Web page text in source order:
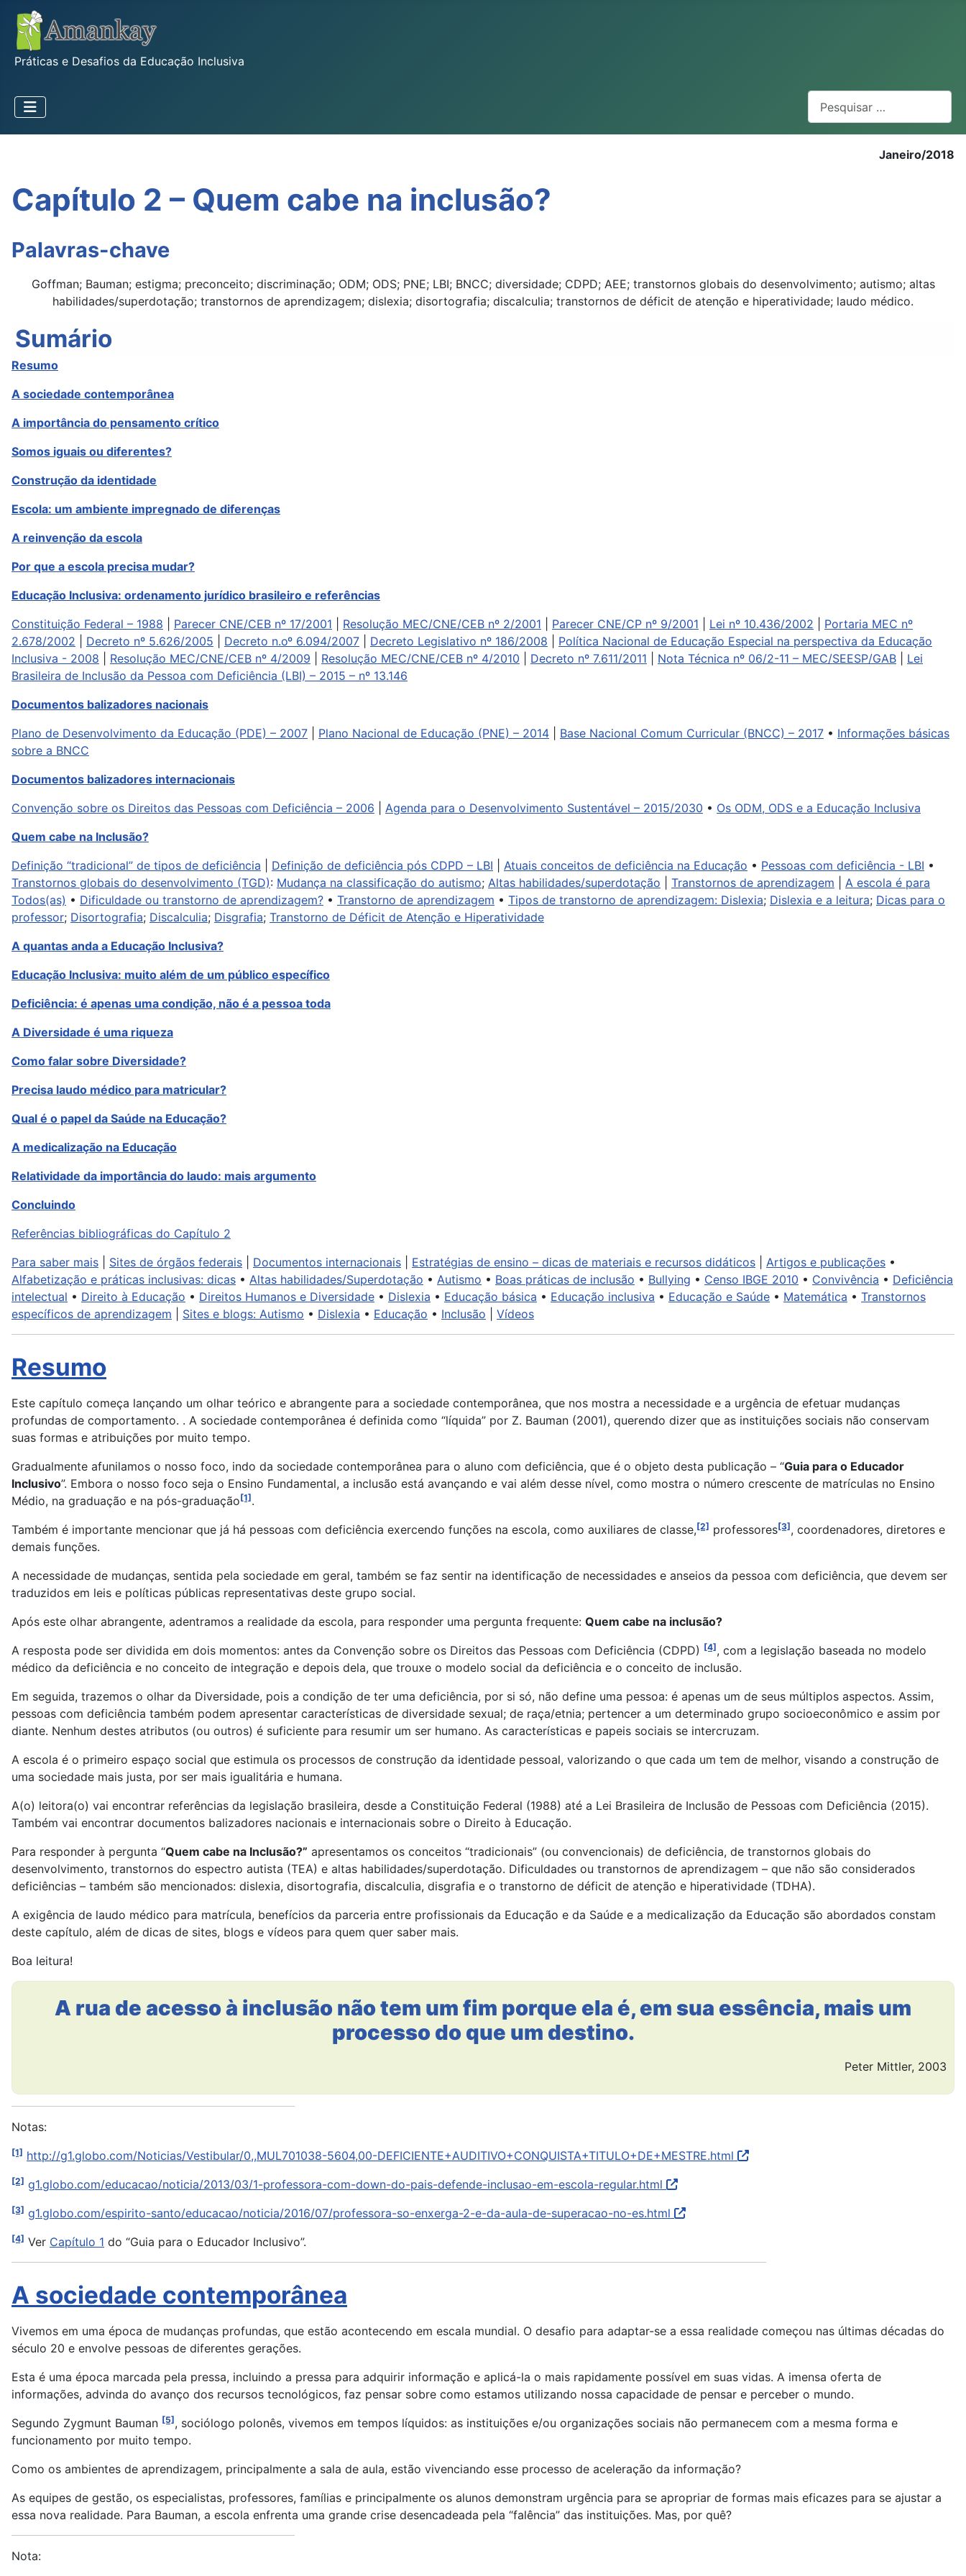
Práticas e Desafios da Educação Inclusiva
Janeiro/2018
Capítulo 2 – Quem cabe na inclusão?
Palavras-chave
Goffman; Bauman; estigma; preconceito; discriminação; ODM; ODS; PNE; LBI; BNCC; diversidade; CDPD; AEE; transtornos globais do desenvolvimento; autismo; altas
habilidades/superdotação; transtornos de aprendizagem; dislexia; disortografia; discalculia; transtornos de déficit de atenção e hiperatividade; laudo médico.
Sumário
Resumo
A sociedade contemporânea
A importância do pensamento crítico
Somos iguais ou diferentes?
Construção da identidade
Escola: um ambiente impregnado de diferenças
A reinvenção da escola
Por que a escola precisa mudar?
Educação Inclusiva: ordenamento jurídico brasileiro e referências
Constituição Federal – 1988
Parecer CNE/CEB nº 17/2001 Resolução MEC/CNE/CEB nº 2/2001 Parecer CNE/CP nº 9/2001 Lei nº 10.436/2002
Portaria MEC nº
2.678/2002
Decreto nº 5.626/2005 Decreto n.oº 6.094/2007 Decreto Legislativo nº 186/2008
Política Nacional de Educação Especial na perspectiva da Educação
Inclusiva - 2008
Resolução MEC/CNE/CEB nº 4/2009 Resolução MEC/CNE/CEB nº 4/2010 Decreto nº 7.611/2011 Nota Técnica nº 06/2-11 – MEC/SEESP/GAB
Lei
Brasileira de Inclusão da Pessoa com Deficiência (LBI) – 2015 – nº 13.146
Documentos balizadores nacionais
Plano de Desenvolvimento da Educação (PDE) – 2007
Plano Nacional de Educação (PNE) – 2014 Base Nacional Comum Curricular (BNCC) – 2017 • Informações básicas
sobre a BNCC
Documentos balizadores internacionais
Convenção sobre os Direitos das Pessoas com Deficiência – 2006
Agenda para o Desenvolvimento Sustentável – 2015/2030 • Os ODM, ODS e a Educação Inclusiva
Quem cabe na Inclusão?
Definição “tradicional” de tipos de deficiência
Definição de deficiência pós CDPD – LBI Atuais conceitos de deficiência na Educação • Pessoas com deficiência - LBI •
Transtornos globais do desenvolvimento (TGD): Mudança na classificação do autismo; Altas habilidades/superdotação Transtornos de aprendizagem
A escola é para
Todos(as) • Dificuldade ou transtorno de aprendizagem? • Transtorno de aprendizagem • Tipos de transtorno de aprendizagem: Dislexia; Dislexia e a leitura; Dicas para o
professor; Disortografia; Discalculia; Disgrafia; Transtorno de Déficit de Atenção e Hiperatividade
A quantas anda a Educação Inclusiva?
Educação Inclusiva: muito além de um público específico
Deficiência: é apenas uma condição, não é a pessoa toda
A Diversidade é uma riqueza
Como falar sobre Diversidade?
Precisa laudo médico para matricular?
Qual é o papel da Saúde na Educação?
A medicalização na Educação
Relatividade da importância do laudo: mais argumento
Concluindo
Referências bibliográficas do Capítulo 2
Para saber mais
Sites de órgãos federais Documentos internacionais Estratégias de ensino – dicas de materiais e recursos didáticos Artigos e publicações •
Alfabetização e práticas inclusivas: dicas • Altas habilidades/Superdotação • Autismo • Boas práticas de inclusão • Bullying • Censo IBGE 2010 • Convivência • Deficiência
intelectual • Direito à Educação • Direitos Humanos e Diversidade • Dislexia • Educação básica • Educação inclusiva • Educação e Saúde • Matemática • Transtornos
específicos de aprendizagem
Sites e blogs: Autismo • Dislexia • Educação • Inclusão Vídeos
Resumo
Este capítulo começa lançando um olhar teórico e abrangente para a sociedade contemporânea, que nos mostra a necessidade e a urgência de efetuar mudanças
profundas de comportamento. . A sociedade contemporânea é definida como “líquida” por Z. Bauman (2001), querendo dizer que as instituições sociais não conservam
suas formas e atribuições por muito tempo.
Gradualmente afunilamos o nosso foco, indo da sociedade contemporânea para o aluno com deficiência, que é o objeto desta publicação – “Guia para o Educador
Inclusivo”. Embora o nosso foco seja o Ensino Fundamental, a inclusão está avançando e vai além desse nível, como mostra o número crescente de matrículas no Ensino
Médio, na graduação e na pós-graduação[1].
Também é importante mencionar que já há pessoas com deficiência exercendo funções na escola, como auxiliares de classe,[2] professores[3], coordenadores, diretores e
demais funções.
A necessidade de mudanças, sentida pela sociedade em geral, também se faz sentir na identificação de necessidades e anseios da pessoa com deficiência, que devem ser
traduzidos em leis e políticas públicas representativas deste grupo social.
Após este olhar abrangente, adentramos a realidade da escola, para responder uma pergunta frequente: Quem cabe na inclusão?
A resposta pode ser dividida em dois momentos: antes da Convenção sobre os Direitos das Pessoas com Deficiência (CDPD) [4], com a legislação baseada no modelo
médico da deficiência e no conceito de integração e depois dela, que trouxe o modelo social da deficiência e o conceito de inclusão.
Em seguida, trazemos o olhar da Diversidade, pois a condição de ter uma deficiência, por si só, não define uma pessoa: é apenas um de seus múltiplos aspectos. Assim,
pessoas com deficiência também podem apresentar características de diversidade sexual; de raça/etnia; pertencer a um determinado grupo socioeconômico e assim por
diante. Nenhum destes atributos (ou outros) é suficiente para resumir um ser humano. As características e papeis sociais se intercruzam.
A escola é o primeiro espaço social que estimula os processos de construção da identidade pessoal, valorizando o que cada um tem de melhor, visando a construção de
uma sociedade mais justa, por ser mais igualitária e humana.
A(o) leitora(o) vai encontrar referências da legislação brasileira, desde a Constituição Federal (1988) até a Lei Brasileira de Inclusão de Pessoas com Deficiência (2015).
Também vai encontrar documentos balizadores nacionais e internacionais sobre o Direito à Educação.
Para responder à pergunta “Quem cabe na Inclusão?” apresentamos os conceitos “tradicionais” (ou convencionais) de deficiência, de transtornos globais do
desenvolvimento, transtornos do espectro autista (TEA) e altas habilidades/superdotação. Dificuldades ou transtornos de aprendizagem – que não são considerados
deficiências – também são mencionados: dislexia, disortografia, discalculia, disgrafia e o transtorno de déficit de atenção e hiperatividade (TDHA).
A exigência de laudo médico para matrícula, benefícios da parceria entre profissionais da Educação e da Saúde e a medicalização da Educação são abordados constam
deste capítulo, além de dicas de sites, blogs e vídeos para quem quer saber mais.
Boa leitura!
A rua de acesso à inclusão não tem um fim porque ela é, em sua essência, mais um
processo do que um destino.
Peter Mittler, 2003
Notas:
[1] http://g1.globo.com/Noticias/Vestibular/0,,MUL701038-5604,00-DEFICIENTE+AUDITIVO+CONQUISTA+TITULO+DE+MESTRE.html
[2] g1.globo.com/educacao/noticia/2013/03/1-professora-com-down-do-pais-defende-inclusao-em-escola-regular.html
[3] g1.globo.com/espirito-santo/educacao/noticia/2016/07/professora-so-enxerga-2-e-da-aula-de-superacao-no-es.html
[4] Ver Capítulo 1 do “Guia para o Educador Inclusivo”.
A sociedade contemporânea
Vivemos em uma época de mudanças profundas, que estão acontecendo em escala mundial. O desafio para adaptar-se a essa realidade começou nas últimas décadas do
século 20 e envolve pessoas de diferentes gerações.
Esta é uma época marcada pela pressa, incluindo a pressa para adquirir informação e aplicá-la o mais rapidamente possível em suas vidas. A imensa oferta de
informações, advinda do avanço dos recursos tecnológicos, faz pensar sobre como estamos utilizando nossa capacidade de pensar e perceber o mundo.
Segundo Zygmunt Bauman [5], sociólogo polonês, vivemos em tempos líquidos: as instituições e/ou organizações sociais não permanecem com a mesma forma e
funcionamento por muito tempo.
Como os ambientes de aprendizagem, principalmente a sala de aula, estão vivenciando esse processo de aceleração da informação?
As equipes de gestão, os especialistas, professores, famílias e principalmente os alunos demonstram urgência para se apropriar de formas mais eficazes para se ajustar a
essa nova realidade. Para Bauman, a escola enfrenta uma grande crise desencadeada pela “falência” das instituições. Mas, por quê?
Nota: